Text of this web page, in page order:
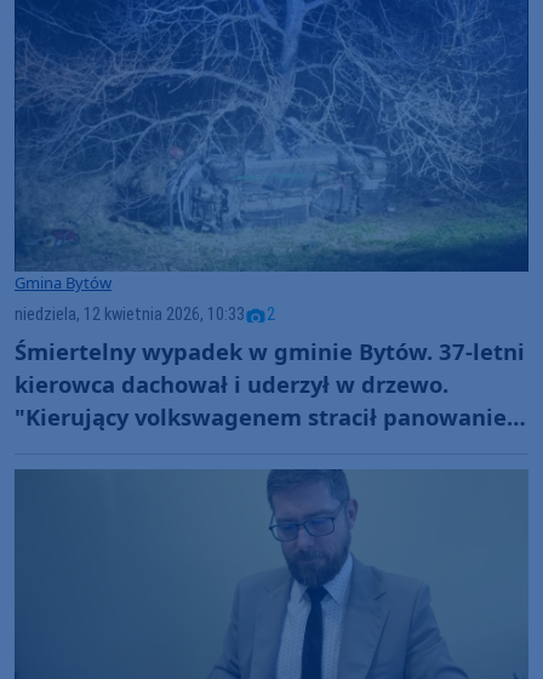
Gmina Bytów
niedziela, 12 kwietnia 2026, 10:33 2
Śmiertelny wypadek w gminie Bytów. 37-letni
kierowca dachował i uderzył w drzewo.
"Kierujący volkswagenem stracił panowanie